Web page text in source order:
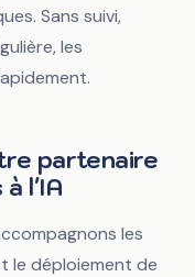
Sans suivi,
les
partenaire
l'IA
les
le déploiement de